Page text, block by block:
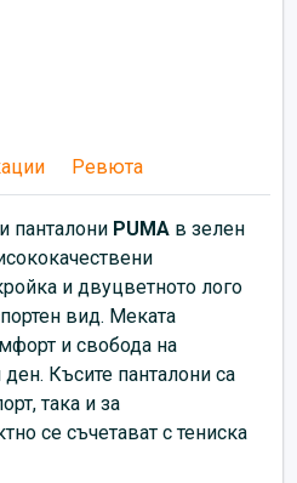
Ревюта
панталони PUMA в зелен
и двуцветното лого
вид. Меката
и свобода на
Късите панталони са
така и за
се съчетават с тениска